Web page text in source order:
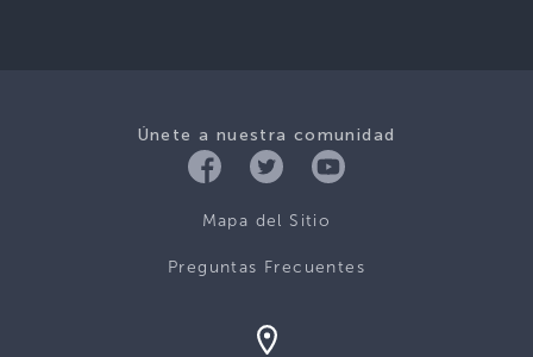
Únete a nuestra comunidad
Mapa del Sitio
Preguntas Frecuentes